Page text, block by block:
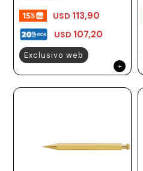
USD 107,20
USD 113,90
Exclusivo web